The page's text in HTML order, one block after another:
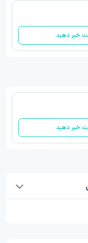
خبر دهید
خبر دهید